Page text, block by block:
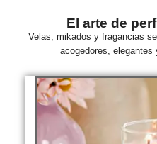
El arte de
Velas, mikados y fragancias
acogedores, elegantes